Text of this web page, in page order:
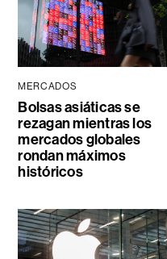
MERCADOS
Bolsas asiáticas se
rezagan mientras los
mercados globales
rondan máximos
históricos